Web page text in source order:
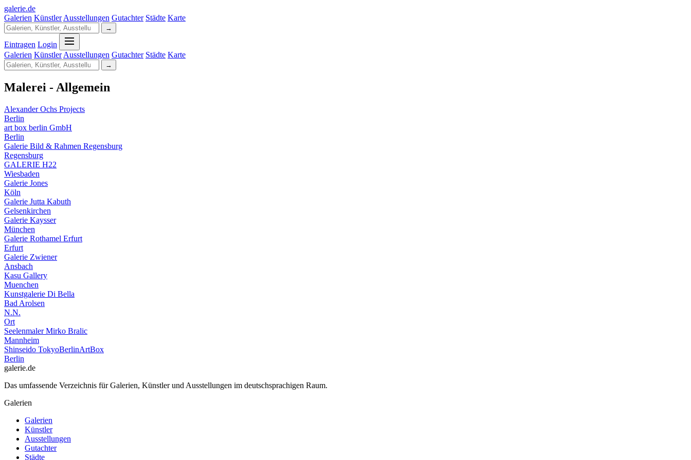
galerie.de
Galerien Künstler Ausstellungen Gutachter Städte Karte
→
Eintragen Login
Galerien Künstler Ausstellungen Gutachter Städte Karte
→
Malerei - Allgemein
Alexander Ochs Projects
Berlin
art box berlin GmbH
Berlin
Galerie Bild & Rahmen Regensburg
Regensburg
GALERIE H22
Wiesbaden
Galerie Jones
Köln
Galerie Jutta Kabuth
Gelsenkirchen
Galerie Kaysser
München
Galerie Rothamel Erfurt
Erfurt
Galerie Zwiener
Ansbach
Kasu Gallery
Muenchen
Kunstgalerie Di Bella
Bad Arolsen
N.N.
Ort
Seelenmaler Mirko Bralic
Mannheim
Shinseido TokyoBerlinArtBox
Berlin
galerie.de
Das umfassende Verzeichnis für Galerien, Künstler und Ausstellungen im deutschsprachigen Raum.
Galerien
Galerien
Künstler
Ausstellungen
Gutachter
Städte